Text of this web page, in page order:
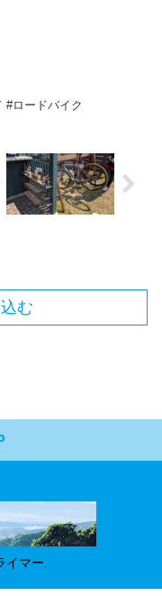
#ロードバイク
む
イマー.